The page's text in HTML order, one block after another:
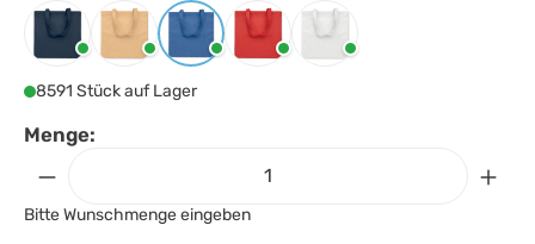
Farbeauswählen
Blau Elfenbein Königsblau Rot Weiss
8591 Stück auf Lager
Menge:
Bitte Wunschmenge eingeben